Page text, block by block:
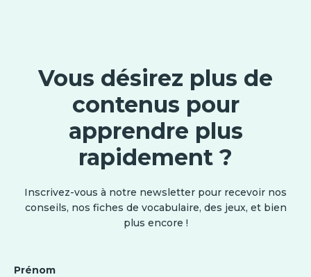
Vous désirez plus de
contenus pour
apprendre plus
rapidement ?
Inscrivez-vous à notre newsletter pour recevoir nos
conseils, nos fiches de vocabulaire, des jeux, et bien
plus encore !
Prénom